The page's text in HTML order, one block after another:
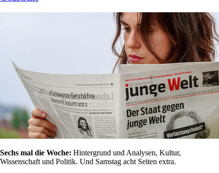
Sechs mal die Woche: Hintergrund und Analysen, Kultur,
Wissenschaft und Politik. Und Samstag acht Seiten extra.